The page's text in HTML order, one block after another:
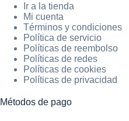
Ir a la tienda
Mi cuenta
Términos y condiciones
Política de servicio
Políticas de reembolso
Políticas de redes
Políticas de cookies
Políticas de privacidad
Métodos de pago